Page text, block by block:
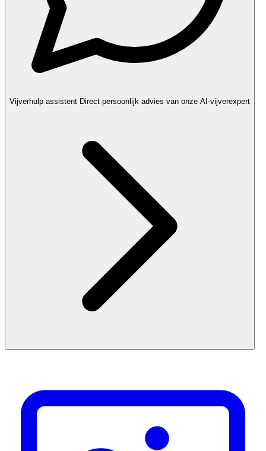
Vijverhulp assistent Direct persoonlijk advies van onze AI-vijverexpert